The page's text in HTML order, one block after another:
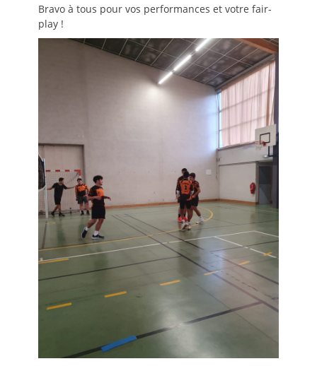
Bravo à tous pour vos performances et votre fair-
play !